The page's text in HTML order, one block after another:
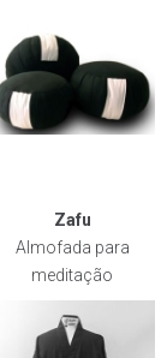
Zafu
Almofada para
meditação